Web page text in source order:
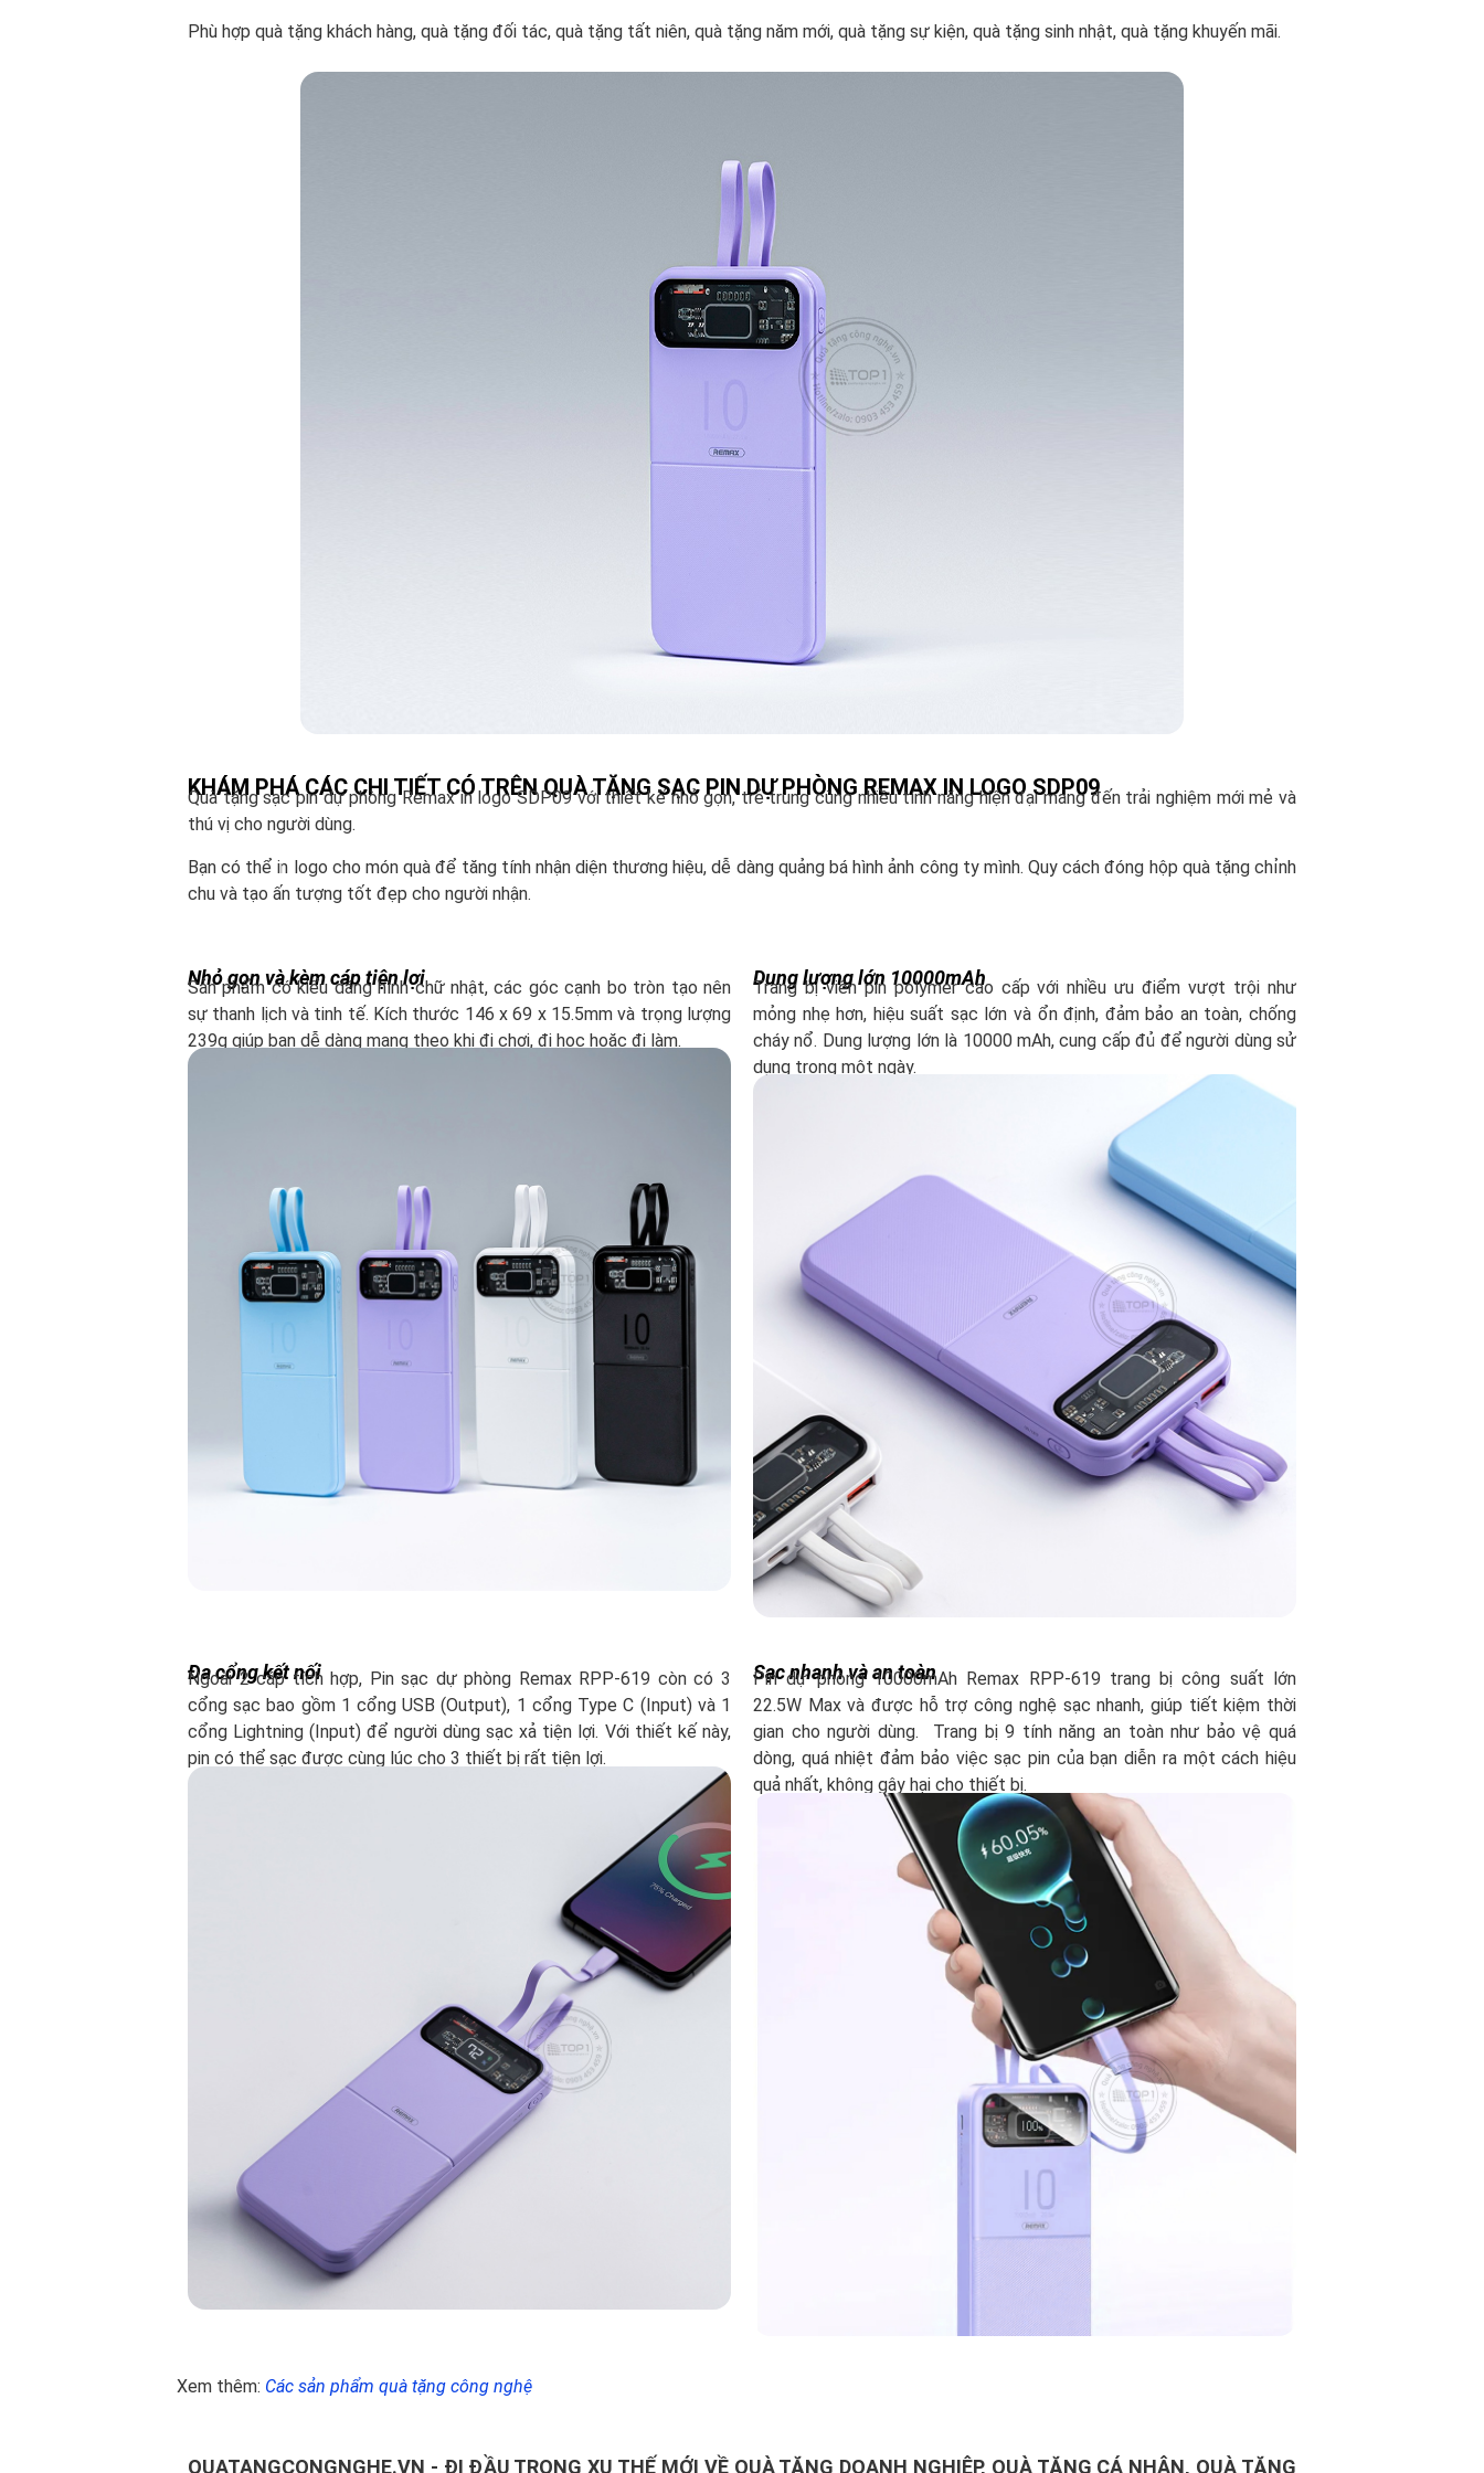
Phù hợp quà tặng khách hàng, quà tặng đối tác, quà tặng tất niên, quà tặng năm mới, quà tặng sự kiện, quà tặng sinh nhật, quà tặng khuyến mãi.
KHÁM PHÁ CÁC CHI TIẾT CÓ TRÊN QUÀ TẶNG SẠC PIN DỰ PHÒNG REMAX IN LOGO SDP09
Quà tặng sạc pin dự phòng Remax in logo SDP09 với thiết kế nhỏ gọn, trẻ trung cùng nhiều tính năng hiện đại mang đến trải nghiệm mới mẻ và
thú vị cho người dùng.
Bạn có thể in logo cho món quà để tăng tính nhận diện thương hiệu, dễ dàng quảng bá hình ảnh công ty mình. Quy cách đóng hộp quà tặng chỉnh
chu và tạo ấn tượng tốt đẹp cho người nhận.
Nhỏ gọn và kèm cáp tiện lợi
Sản phẩm có kiểu dáng hình chữ nhật, các góc cạnh bo tròn tạo nên
sự thanh lịch và tinh tế. Kích thước 146 x 69 x 15.5mm và trọng lượng
239g giúp bạn dễ dàng mang theo khi đi chơi, đi học hoặc đi làm.
Dung lượng lớn 10000mAh
Trang bị viên pin polymer cao cấp với nhiều ưu điểm vượt trội như
mỏng nhẹ hơn, hiệu suất sạc lớn và ổn định, đảm bảo an toàn, chống
cháy nổ. Dung lượng lớn là 10000 mAh, cung cấp đủ để người dùng sử
dụng trong một ngày.
Đa cổng kết nối
Ngoài 2 cáp tích hợp, Pin sạc dự phòng Remax RPP-619 còn có 3
cổng sạc bao gồm 1 cổng USB (Output), 1 cổng Type C (Input) và 1
cổng Lightning (Input) để người dùng sạc xả tiện lợi. Với thiết kế này,
pin có thể sạc được cùng lúc cho 3 thiết bị rất tiện lợi.
Sạc nhanh và an toàn
Pin dự phòng 10000mAh Remax RPP-619 trang bị công suất lớn
22.5W Max và được hỗ trợ công nghệ sạc nhanh, giúp tiết kiệm thời
gian cho người dùng. Trang bị 9 tính năng an toàn như bảo vệ quá
dòng, quá nhiệt đảm bảo việc sạc pin của bạn diễn ra một cách hiệu
quả nhất, không gây hại cho thiết bị.
Xem thêm: Các sản phẩm quà tặng công nghệ
QUATANGCONGNGHE.VN - ĐI ĐẦU TRONG XU THẾ MỚI VỀ QUÀ TẶNG DOANH NGHIỆP, QUÀ TẶNG CÁ NHÂN, QUÀ TẶNG